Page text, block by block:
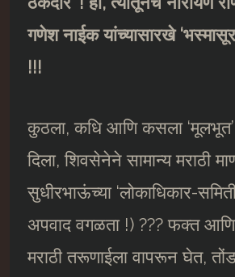
गणेश नाईक यांच्यासारखे‘भस्मासूर
!!!
कुठला, कधि आणि कसला ‘मूलभूत’
दिला, शिवसेनेने सामान्य मराठी
सुधीरभाऊंच्या ‘लोकाधिकार-
अपवाद वगळता !) ??? फक्त
मराठी तरूणाईला वापरून घेत,